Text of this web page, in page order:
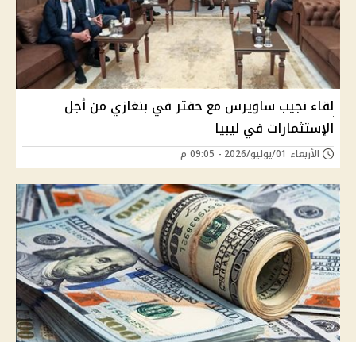
لقاء نجيب ساويرس مع حفتر في بنغازي من أجل
الإستثمارات في ليبيا
الأربعاء 01/يوليو/2026 - 09:05 م